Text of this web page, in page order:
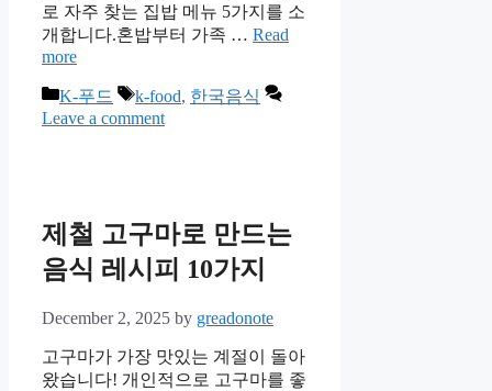
로 자주 찾는 집밥 메뉴 5가지를 소
개합니다.혼밥부터 가족 … Read
more
Categories
K-푸드 Tags
k-food, 한국음식
Leave a comment
제철 고구마로 만드는
음식 레시피 10가지
December 2, 2025 by greadonote
고구마가 가장 맛있는 계절이 돌아
왔습니다! 개인적으로 고구마를 좋